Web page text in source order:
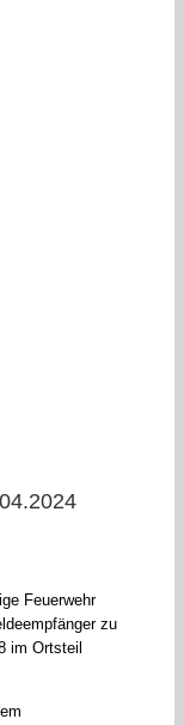
Feuerwehr
zu
im Ortsteil